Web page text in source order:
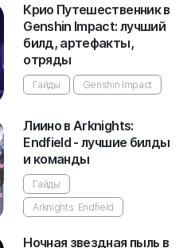
Крио Путешественник в
Genshin Impact: лучший
билд, артефакты,
отряды
Гайды Genshin Impact
Лиино в Arknights:
Endfield - лучшие билды
и команды
Гайды
Arknights: Endfield
Ночная звездная пыль в